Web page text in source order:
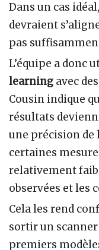
Dans un cas
devraient
pas
L’équipe a donc
learning avec des
Cousin indique
résultats
une précision de
certaines
relativement
observées et les
Cela les rend
sortir un
premiers